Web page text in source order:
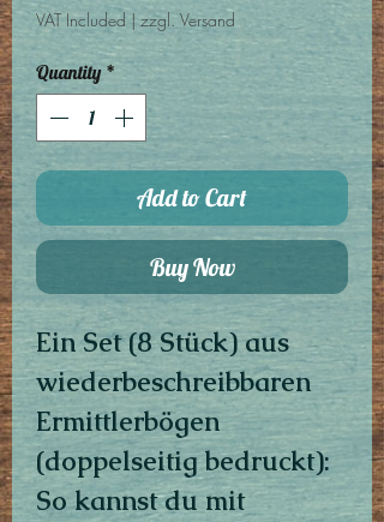
VAT Included | zzgl. Versand
Quantity *
Add to Cart
Buy Now
Ein Set (8 Stück) aus
wiederbeschreibbaren
Ermittlerbögen
(doppelseitig bedruckt):
So kannst du mit